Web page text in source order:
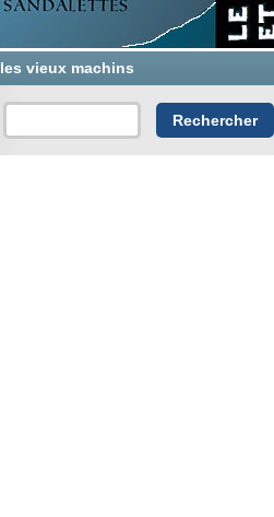
les vieux machins